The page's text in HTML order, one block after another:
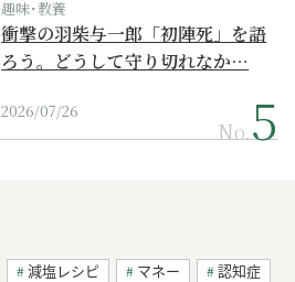
趣味･教養
衝撃の羽柴与一郎「初陣死」を語
ろう。どうして守り切れなか…
2026/07/26
No.
減塩レシピ マネー
認知症